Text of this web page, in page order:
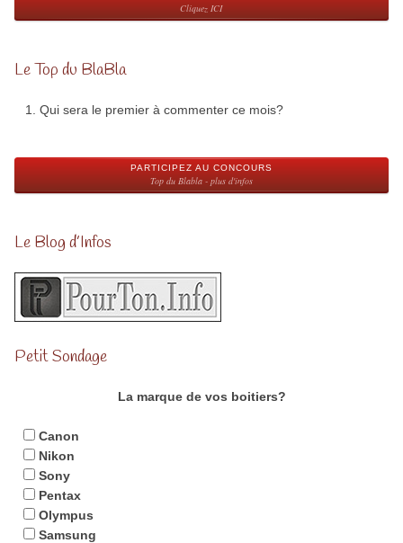
Cliquez ICI
Le Top du BlaBla
Qui sera le premier à commenter ce mois?
PARTICIPEZ AU CONCOURS
Top du Blabla - plus d'infos
Le Blog d’Infos
Petit Sondage
La marque de vos boitiers?
Canon
Nikon
Sony
Pentax
Olympus
Samsung